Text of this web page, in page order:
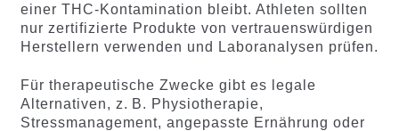
einer THC-Kontamination bleibt. Athleten sollten
nur zertifizierte Produkte von vertrauenswürdigen
Herstellern verwenden und Laboranalysen prüfen.
Für therapeutische Zwecke gibt es legale
Alternativen, z. B. Physiotherapie,
Stressmanagement, angepasste Ernährung oder